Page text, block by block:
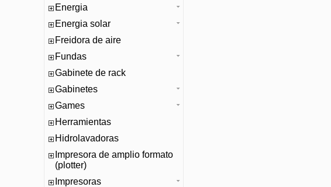
Energia
Energia solar
Freidora de aire
Fundas
Gabinete de rack
Gabinetes
Games
Herramientas
Hidrolavadoras
Impresora de amplio formato
(plotter)
Impresoras